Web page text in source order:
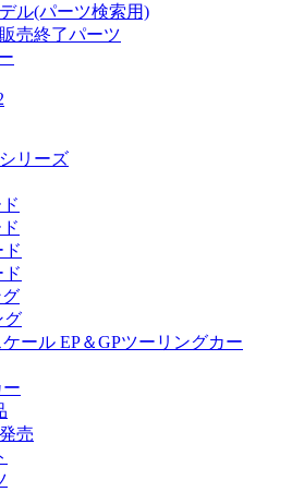
ル(パーツ検索用)
売終了パーツ
リーズ
グ
ール EP＆GPツーリングカー
ー
売